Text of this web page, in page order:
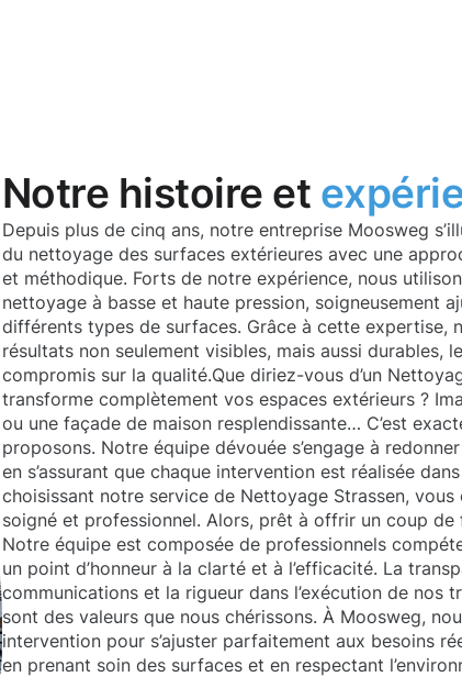
Notre histoire et
Depuis plus de cinq ans, notre entreprise Moosweg
du nettoyage des surfaces extérieures avec une
et méthodique. Forts de notre expérience, nous
nettoyage à basse et haute pression, soigneusement
différents types de surfaces. Grâce à cette expertise,
résultats non seulement visibles, mais aussi durables,
compromis sur la qualité.Que diriez-vous d’un
transforme complètement vos espaces extérieurs ?
ou une façade de maison resplendissante… C’est
proposons. Notre équipe dévouée s’engage à
en s’assurant que chaque intervention est réalisée
choisissant notre service de Nettoyage Strassen,
soigné et professionnel. Alors, prêt à offrir un coup de
Notre équipe est composée de professionnels
un point d’honneur à la clarté et à l’efficacité. La
communications et la rigueur dans l’exécution de nos
sont des valeurs que nous chérissons. À Moosweg,
intervention pour s’ajuster parfaitement aux besoins
en prenant soin des surfaces et en respectant